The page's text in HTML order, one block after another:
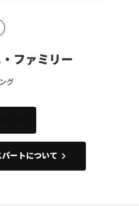
ファミリー
グ
ートについて keyboard_arrow_right